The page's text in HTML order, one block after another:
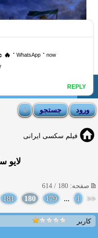
انجمن لوتی ☰
فیلم سکسی ایرانی
لایو
صفحه: 180 / 614
<<
1
...
179
180
181
کاربر